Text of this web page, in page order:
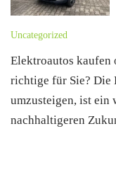
Uncategorized
Elektroautos kaufen
richtige für Sie? Die
umzusteigen, ist
nachhaltigeren